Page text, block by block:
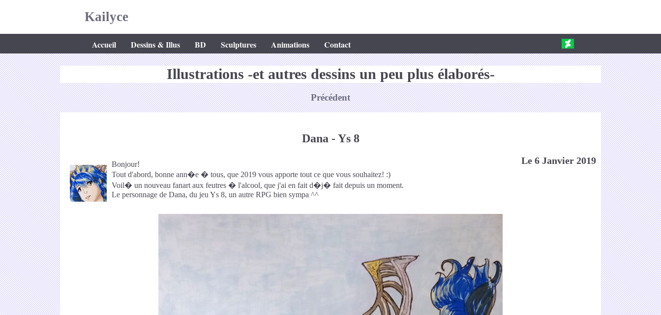
Kailyce
Accueil Dessins & Illus BD Sculptures Animations Contact
Illustrations -et autres dessins un peu plus élaborés-
Précédent
Dana - Ys 8
Le 6 Janvier 2019
Bonjour!
Tout d'abord, bonne ann�e � tous, que 2019 vous apporte tout ce que vous souhaitez! :)
Voil� un nouveau fanart aux feutres � l'alcool, que j'ai en fait d�j� fait depuis un moment.
Le personnage de Dana, du jeu Ys 8, un autre RPG bien sympa ^^